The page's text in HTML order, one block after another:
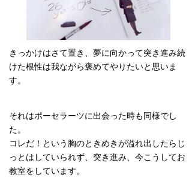
きっかけはさて置き、夢に向かって突き進み続
けた根性は我ながら褒めてやりたいと思いま
す。
それはポーセラーツに出会った時も同様でし
た。
コレだ！という胸のときめきが溢れ出したらじ
っとはしていられず、突き進み、今こうしてお
教室をしています。